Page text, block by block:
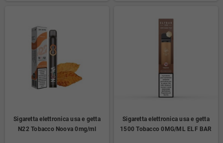
Sigaretta elettronica usa e getta
N22 Tobacco Noova 0mg/ml
Sigaretta elettronica usa e getta
1500 Tobacco 0MG/ML ELF BAR